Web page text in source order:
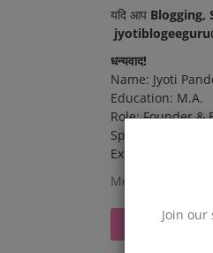
Join
यदि आप Blogging,
धन्यवाद!
Name: Jyoti
Education: M.A.
Role: Founder
Specialization:
Experience: 3+
Member since
Follow